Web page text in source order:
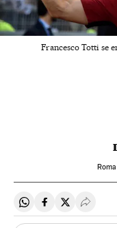
Francesco Totti se
Compartir en
Compartir en
Compartir